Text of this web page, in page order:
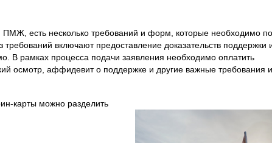
ПМЖ, есть несколько требований и форм, которые необходимо
включают предоставление доказательств поддержки
В рамках процесса подачи заявления необходимо оплатить
осмотр, аффидевит о поддержке и другие важные требования и
карты можно разделить